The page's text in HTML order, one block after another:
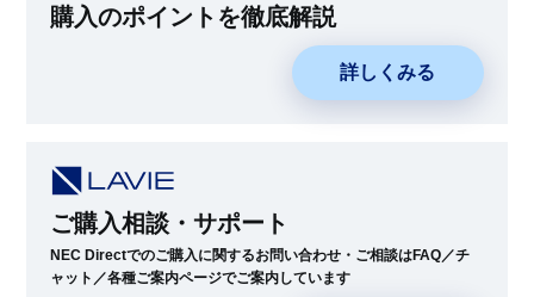
購入のポイントを徹底解説
詳しくみる
ご購入相談・サポート
NEC Directでのご購入に関するお問い合わせ・ご相談はFAQ／チ
ャット／各種ご案内ページでご案内しています